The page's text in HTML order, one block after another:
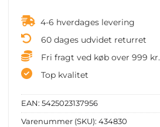
4-6 hverdages levering
60 dages udvidet returret
Fri fragt ved køb over 999 kr.
Top kvalitet
EAN: 5425023137956
Varenummer (SKU): 434830